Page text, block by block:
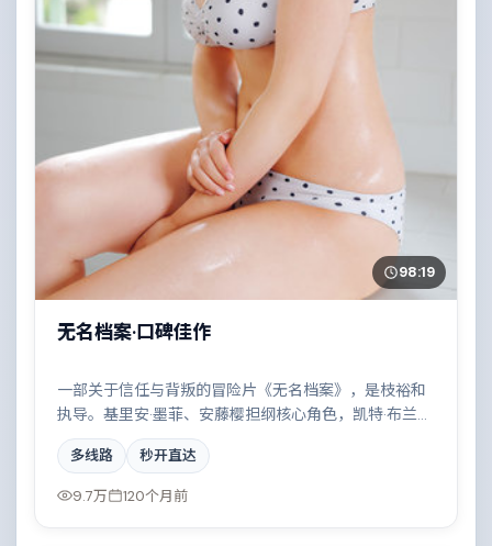
98:19
无名档案·口碑佳作
一部关于信任与背叛的冒险片《无名档案》，是枝裕和
执导。基里安·墨菲、安藤樱担纲核心角色，凯特·布兰切
特、弗洛伦斯·皮尤、周冬雨等实力加盟，取景与班底多
来自西班牙。一场看似偶然的事故牵出陈年秘辛。结尾
留白耐人寻味。
多线路 秒开直达
9.7万 120个月前